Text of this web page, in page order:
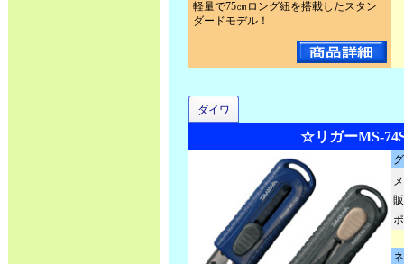
軽量で75㎝ロング紐を搭載したスタン
ダードモデル！
ダイワ
☆リガーMS-